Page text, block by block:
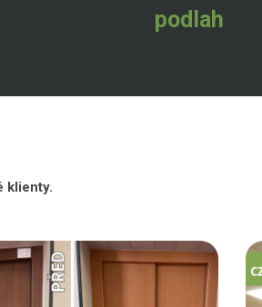
podlah
klienty.
Hotels
posuvných stěn